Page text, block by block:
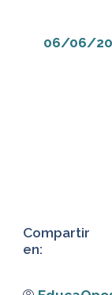
06/06/
Compartir
en: